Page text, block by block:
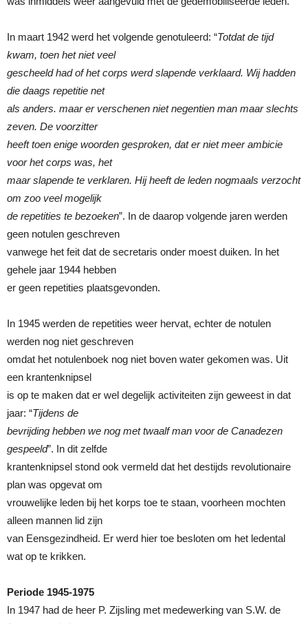
In maart 1942 werd het volgende genotuleerd: “Totdat de tijd
kwam, toen het niet veel
gescheeld had of het corps werd slapende verklaard. Wij hadden
die daags repetitie net
als anders. maar er verschenen niet negentien man maar slechts
zeven. De voorzitter
heeft toen enige woorden gesproken, dat er niet meer ambicie
voor het corps was, het
maar slapende te verklaren. Hij heeft de leden nogmaals verzocht
om zoo veel mogelijk
de repetities te bezoeken”. In de daarop volgende jaren werden
geen notulen geschreven
vanwege het feit dat de secretaris onder moest duiken. In het
gehele jaar 1944 hebben
er geen repetities plaatsgevonden.
In 1945 werden de repetities weer hervat, echter de notulen
werden nog niet geschreven
omdat het notulenboek nog niet boven water gekomen was. Uit
een krantenknipsel
is op te maken dat er wel degelijk activiteiten zijn geweest in dat
jaar: “Tijdens de
bevrijding hebben we nog met twaalf man voor de Canadezen
gespeeld”. In dit zelfde
krantenknipsel stond ook vermeld dat het destijds revolutionaire
plan was opgevat om
vrouwelijke leden bij het korps toe te staan, voorheen mochten
alleen mannen lid zijn
van Eensgezindheid. Er werd hier toe besloten om het ledental
wat op te krikken.
Periode 1945-1975
In 1947 had de heer P. Zijsling met medewerking van S.W. de